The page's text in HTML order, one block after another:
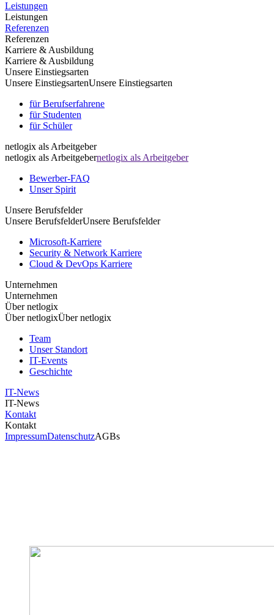
Leistungen
Leistungen
Referenzen
Referenzen
Karriere & Ausbildung
Karriere & Ausbildung
Unsere Einstiegsarten
Unsere EinstiegsartenUnsere Einstiegsarten
für Berufserfahrene
für Studenten
für Schüler
netlogix als Arbeitgeber
netlogix als Arbeitgebernetlogix als Arbeitgeber
Bewerber-FAQ
Unser Spirit
Unsere Berufsfelder
Unsere BerufsfelderUnsere Berufsfelder
Microsoft-Karriere
Security & Network Karriere
Cloud & DevOps Karriere
Unternehmen
Unternehmen
Über netlogix
Über netlogixÜber netlogix
Team
Unser Standort
IT-Events
Geschichte
IT-News
IT-News
Kontakt
Kontakt
ImpressumDatenschutzAGBs